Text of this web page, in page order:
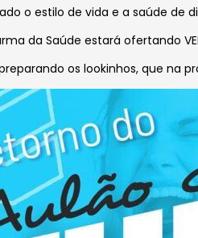
o estilo de vida e a saúde
da Saúde estará ofertando
os lookinhos, que na